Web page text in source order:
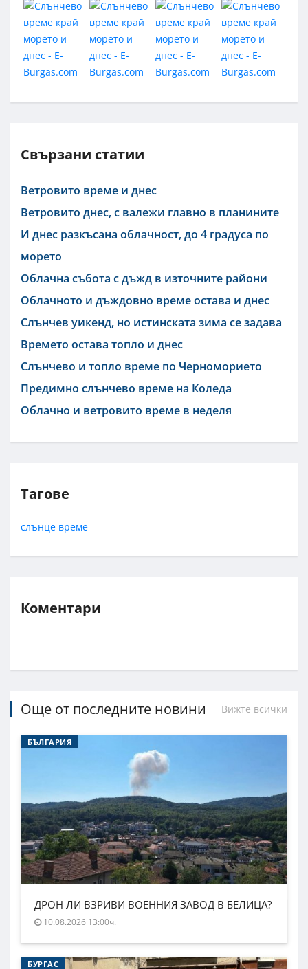
Свързани статии
Ветровито време и днес
Ветровито днес, с валежи главно в планините
И днес разкъсана облачност, до 4 градуса по
морето
Облачна събота с дъжд в източните райони
Облачното и дъждовно време остава и днес
Слънчев уикенд, но истинската зима се задава
Времето остава топло и днес
Слънчево и топло време по Черноморието
Предимно слънчево време на Коледа
Облачно и ветровито време в неделя
Тагове
слънце време
Коментари
Още от последните новини Вижте всички
БЪЛГАРИЯ
ДРОН ЛИ ВЗРИВИ ВОЕННИЯ ЗАВОД В БЕЛИЦА?
10.08.2026 13:00ч.
БУРГАС